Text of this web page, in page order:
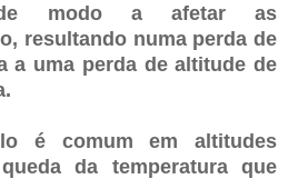
modo a afetar as
resultando numa perda de
a uma perda de altitude de
é comum em altitudes
da temperatura que